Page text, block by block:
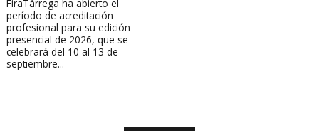
FiraTàrrega ha abierto el
período de acreditación
profesional para su edición
presencial de 2026, que se
celebrará del 10 al 13 de
septiembre...